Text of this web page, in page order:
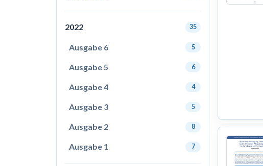
2022 35
Ausgabe 6 5
Ausgabe 5 6
Ausgabe 4 4
Ausgabe 3 5
Ausgabe 2 8
Ausgabe 1 7